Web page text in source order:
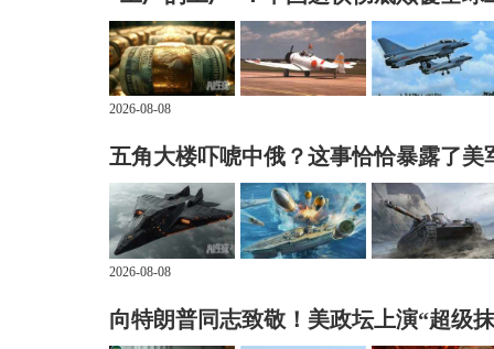
2026-08-08
五角大楼吓唬中俄？这事恰恰暴露了美
2026-08-08
向特朗普同志致敬！美政坛上演“超级